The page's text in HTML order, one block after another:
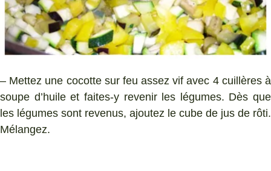
– Mettez une cocotte sur feu assez vif avec 4 cuillères à
soupe d’huile et faites-y revenir les légumes. Dès que
les légumes sont revenus, ajoutez le cube de jus de rôti.
Mélangez.